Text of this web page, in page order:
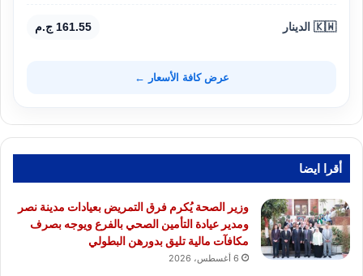
🇰🇼 الدينار 161.55 ج.م
عرض كافة الأسعار ←
أقرا ايضا
وزير الصحة يُكرم فرق التمريض بعيادات مدينة نصر
ومدير عيادة التأمين الصحي بالفرع ويوجه بصرف
مكافآت مالية تليق بدورهن البطولي
6 أغسطس، 2026